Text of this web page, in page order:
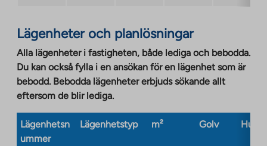
Lägenheter och planlösningar
Alla lägenheter i fastigheten, både lediga och bebodda.
Du kan också fylla i en ansökan för en lägenhet som är
bebodd. Bebodda lägenheter erbjuds sökande allt
eftersom de blir lediga.
Lägenhetsn
ummer
Lägenhetstyp m² Golv